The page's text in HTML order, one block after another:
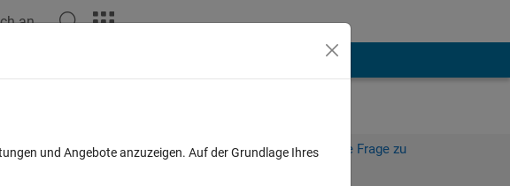
an
Melden Sie sich an, um diese Frage zu
und Angebote anzuzeigen. Auf der Grundlage Ihres